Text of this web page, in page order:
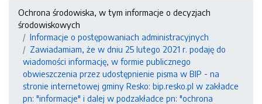
Ochrona środowiska, w tym informacje o decyzjach
środowiskowych
Informacje o postępowaniach administracyjnych
Zawiadamiam, że w dniu 25 lutego 2021 r. podaję do
wiadomości informację, w formie publicznego
obwieszczenia przez udostępnienie pisma w BIP - na
stronie internetowej gminy Resko: bip.resko.pl w zakładce
pn: "informacje" i dalej w podzakładce pn: "ochrona